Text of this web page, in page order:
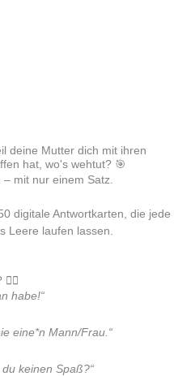
deine Mutter dich mit ihren
hat, wo's wehtut? 🎯
mit nur einem Satz.
digitale Antwortkarten, die jede
Leere laufen lassen.
habe!“
eine*n Mann/Frau.“
du keinen Spaß?“